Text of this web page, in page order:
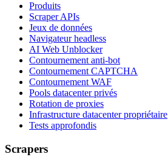
Produits
Scraper APIs
Jeux de données
Navigateur headless
AI Web Unblocker
Contournement anti-bot
Contournement CAPTCHA
Contournement WAF
Pools datacenter privés
Rotation de proxies
Infrastructure datacenter propriétaire
Tests approfondis
Scrapers